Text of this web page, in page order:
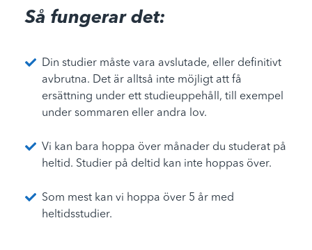
Så fungerar det:
Din studier måste vara avslutade, eller definitivt
avbrutna. Det är alltså inte möjligt att få
ersättning under ett studieuppehåll, till exempel
under sommaren eller andra lov.
Vi kan bara hoppa över månader du studerat på
heltid. Studier på deltid kan inte hoppas över.
Som mest kan vi hoppa över 5 år med
heltidsstudier.